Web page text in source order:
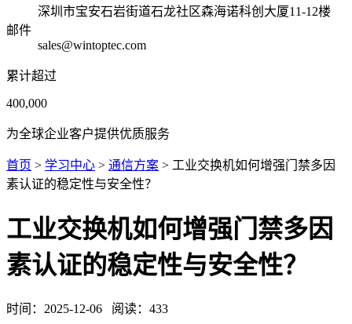
深圳市宝安石岩街道石龙社区森海诺科创大厦11-12楼
邮件
sales@wintoptec.com
累计超过
400,000
为全球企业客户提供优质服务
首页 > 学习中心 > 通信方案 > 工业交换机如何增强门禁多因
素认证的稳定性与安全性？
工业交换机如何增强门禁多因
素认证的稳定性与安全性？
时间： 2025-12-06 阅读： 433